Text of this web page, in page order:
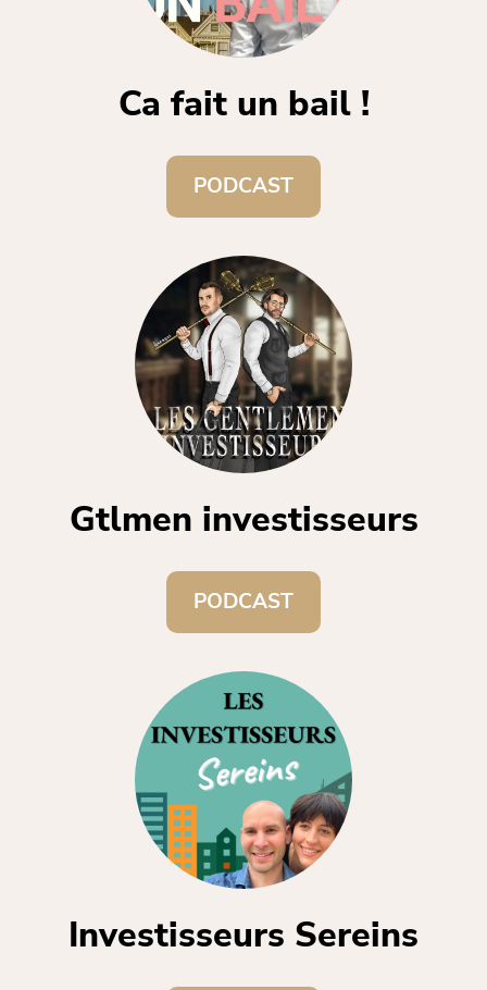
Ca fait un bail !
PODCAST
Gtlmen investisseurs
PODCAST
Investisseurs Sereins